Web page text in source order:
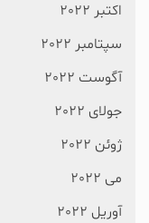
اکتبر 2022
سپتامبر 2022
آگوست 2022
جولای 2022
ژوئن 2022
می 2022
آوریل 2022